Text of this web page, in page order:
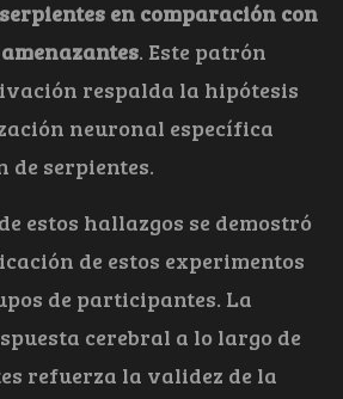
en comparación con
. Este patrón
respalda la hipótesis
neuronal específica
de serpientes.
estos hallazgos se demostró
de estos experimentos
de participantes. La
cerebral a lo largo de
refuerza la validez de la